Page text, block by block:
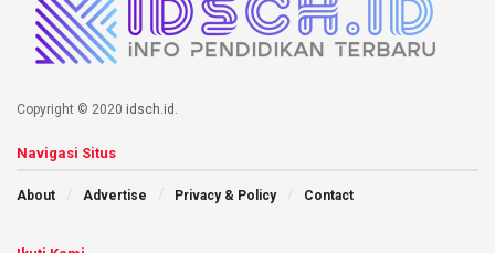
Copyright © 2020 idsch.id .
Navigasi Situs
About Advertise Privacy & Policy Contact